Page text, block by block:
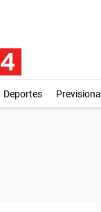
Deportes Previsional